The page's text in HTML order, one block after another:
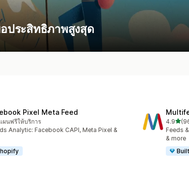
ประสิทธิภาพสูงสุด
Pixel Meta Feed
ผนฟรีให้บริการ
Analytic: Facebook CAPI, Meta Pixel &
4.9เต็ม
ทั้งหมด
Feeds
& more